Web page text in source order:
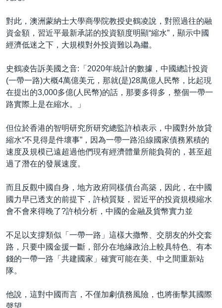
對此，澳洲蒙納士大學商學院教授史鶴凌說，對照過往的融
資金額，習近平最新承諾的投資額度明顯“縮水”，顯示中國
經濟低迷之下，大規模對外投資難以為繼。
史鶴凌告訴美國之音:「2020年統計的數據，中國總計投資
(一帶一路)大概4萬億美元，那就(是)28萬億人民幣，比起現
在提出的3,000多億(人民幣)的話，那要多得多，整個一帶一
路實際上是在縮水。」
但位於香港的智明研究所研究總監許楨表示，中國對外放貸
縮水“不見得是件壞事”，因為一帶一路沿線國家債務累積的
速度及規模已遠超過他們現有經濟體量所能負荷的，甚至超
過了潛在的發展速度。
而且反觀中國自身，地方政府同樣債台高築，因此，在中國
國力早已透支的前提下，許楨質疑，習近平的投資規模縮水
會不會來得晚了?許楨分析，中國的金融及貨幣實力並
不足以支撐類似「一帶一路」這樣大撒幣、交朋友的外交套
路，只要中國金援一斷，部分在地緣政治上較具特色、有本
錢的一帶一路「共建國家」確實可能在美、中之間重新站
隊。
他說，這對中國而言，不僅加劇債務風險，也將衝擊其國際
聲望。